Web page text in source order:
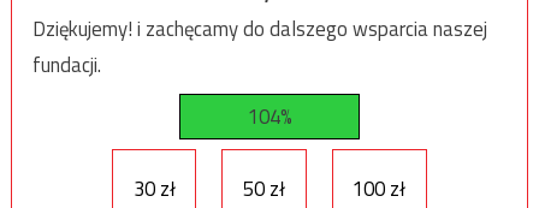
Dziękujemy! i zachęcamy do dalszego wsparcia naszej
fundacji.
104%
30 zł 50 zł 100 zł